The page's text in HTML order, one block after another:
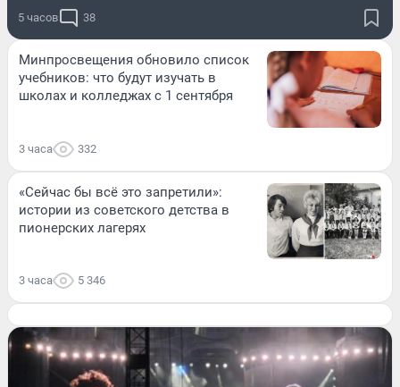
5 часов 38
Минпросвещения обновило список
учебников: что будут изучать в
школах и колледжах с 1 сентября
3 часа 332
«Сейчас бы всё это запретили»:
истории из советского детства в
пионерских лагерях
3 часа 5 346